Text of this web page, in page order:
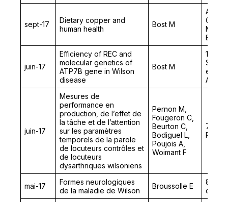
sept-17
Dietary copper and
human health
Bost M
juin-17
Efficiency of REC and
molecular genetics of
ATP7B gene in Wilson
disease
Bost M
16th
juin-17
Mesures de
performance en
production, de l’effet de
la tâche et de l’attention
sur les paramètres
temporels de la parole
de locuteurs contrôles et
de locuteurs
dysarthriques wilsoniens
Pernon M,
Fougeron C,
Beurton C,
Bodiguel L,
Poujois A,
Woimant F
7ème
mai-17
Formes neurologiques
de la maladie de Wilson
Broussolle E
8ème
de